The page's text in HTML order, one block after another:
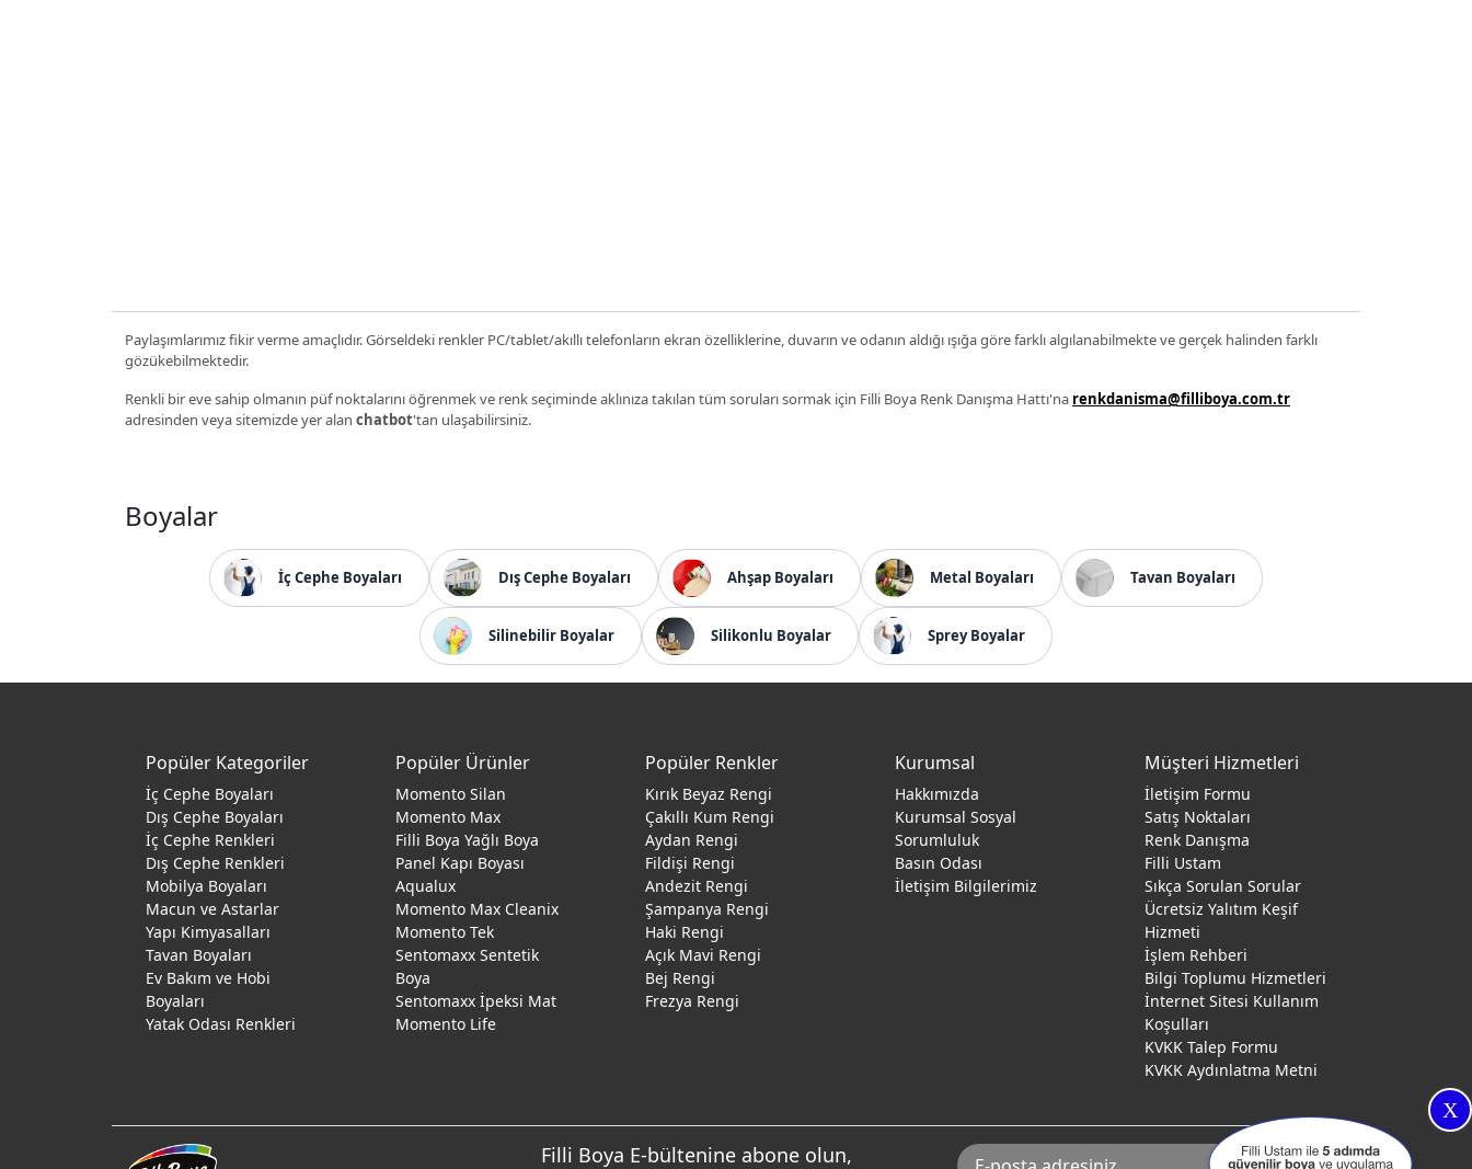
Paylaşımlarımız fikir verme amaçlıdır. Görseldeki renkler PC/tablet/akıllı telefonların ekran özelliklerine, duvarın ve odanın aldığı ışığa göre farklı algılanabilmekte ve gerçek halinden farklı
gözükebilmektedir.
Renkli bir eve sahip olmanın püf noktalarını öğrenmek ve renk seçiminde aklınıza takılan tüm soruları sormak için Filli Boya Renk Danışma Hattı'na renkdanisma@filliboya.com.tr
adresinden veya sitemizde yer alan chatbot'tan ulaşabilirsiniz.
Boyalar
İç Cephe Boyaları Dış Cephe Boyaları Ahşap Boyaları Metal Boyaları Tavan Boyaları
Silinebilir Boyalar Silikonlu Boyalar Sprey Boyalar
X
Popüler Kategoriler
İç Cephe Boyaları
Dış Cephe Boyaları
İç Cephe Renkleri
Dış Cephe Renkleri
Mobilya Boyaları
Macun ve Astarlar
Yapı Kimyasalları
Tavan Boyaları
Ev Bakım ve Hobi
Boyaları
Yatak Odası Renkleri
Popüler Ürünler
Momento Silan
Momento Max
Filli Boya Yağlı Boya
Panel Kapı Boyası
Aqualux
Momento Max Cleanix
Momento Tek
Sentomaxx Sentetik
Boya
Sentomaxx İpeksi Mat
Momento Life
Popüler Renkler
Kırık Beyaz Rengi
Çakıllı Kum Rengi
Aydan Rengi
Fildişi Rengi
Andezit Rengi
Şampanya Rengi
Haki Rengi
Açık Mavi Rengi
Bej Rengi
Frezya Rengi
Kurumsal
Hakkımızda
Kurumsal Sosyal
Sorumluluk
Basın Odası
İletişim Bilgilerimiz
Müşteri Hizmetleri
İletişim Formu
Satış Noktaları
Renk Danışma
Filli Ustam
Sıkça Sorulan Sorular
Ücretsiz Yalıtım Keşif
Hizmeti
İşlem Rehberi
Bilgi Toplumu Hizmetleri
İnternet Sitesi Kullanım
Koşulları
KVKK Talep Formu
KVKK Aydınlatma Metni
Filli Boya E-bültenine abone olun,